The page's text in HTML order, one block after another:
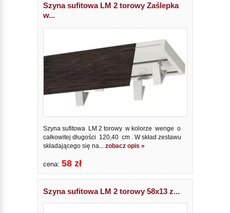
Szyna sufitowa LM 2 torowy Zaślepka
w...
Szyna sufitowa LM 2 torowy w kolorze wenge o
całkowitej długości 120,40 cm . W skład zestawu
składającego się na... zobacz opis »
cena: 58 zł
Szyna sufitowa LM 2 torowy 58x13 z...